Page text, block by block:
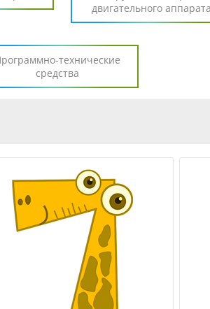
двигательного аппарата
технические
средства